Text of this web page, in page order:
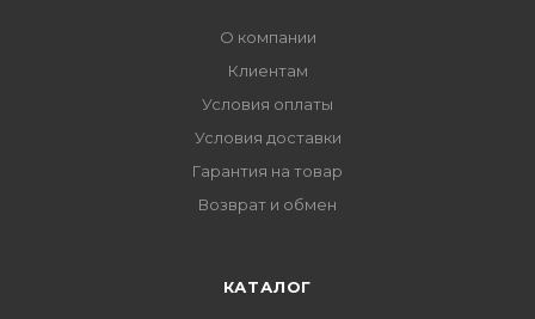
О компании
Клиентам
Условия оплаты
Условия доставки
Гарантия на товар
Возврат и обмен
КАТАЛОГ